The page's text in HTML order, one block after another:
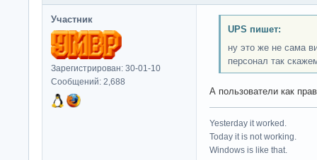
Участник
Зарегистрирован: 30-01-10
Сообщений: 2,688
UPS пишет:
ну это же не сама
персонал так
А пользователи как
Yesterday it worked.
Today it is not working.
Windows is like that.